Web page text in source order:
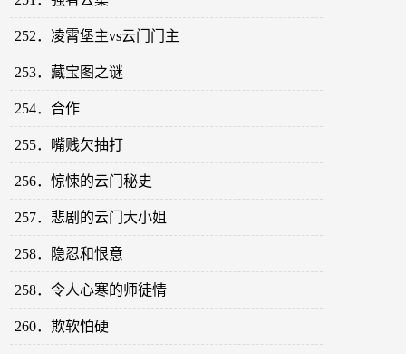
252．凌霄堡主vs云门门主
253．藏宝图之谜
254．合作
255．嘴贱欠抽打
256．惊悚的云门秘史
257．悲剧的云门大小姐
258．隐忍和恨意
258．令人心寒的师徒情
260．欺软怕硬